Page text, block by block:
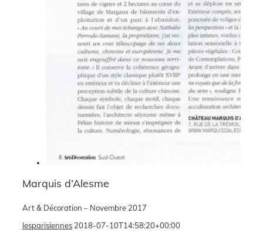
Marquis d’Alesme
Art & Décoration – Novembre 2017
lesparisiennes 2018-07-10T14:58:20+00:00